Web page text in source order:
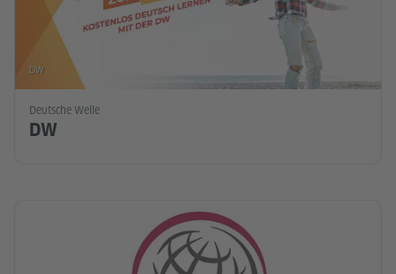
Deutsche Welle
DW
DW